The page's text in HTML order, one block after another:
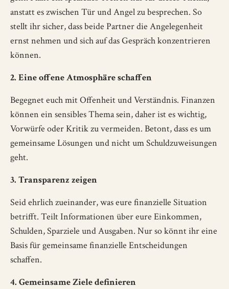
anstatt es zwischen Tür und Angel zu besprechen. So
stellt ihr sicher, dass beide Partner die Angelegenheit
ernst nehmen und sich auf das Gespräch konzentrieren
können.
2. Eine offene Atmosphäre schaffen
Begegnet euch mit Offenheit und Verständnis. Finanzen
können ein sensibles Thema sein, daher ist es wichtig,
Vorwürfe oder Kritik zu vermeiden. Betont, dass es um
gemeinsame Lösungen und nicht um Schuldzuweisungen
geht.
3. Transparenz zeigen
Seid ehrlich zueinander, was eure finanzielle Situation
betrifft. Teilt Informationen über eure Einkommen,
Schulden, Sparziele und Ausgaben. Nur so könnt ihr eine
Basis für gemeinsame finanzielle Entscheidungen
schaffen.
4. Gemeinsame Ziele definieren